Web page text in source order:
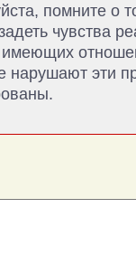
помните о
чувства
имеющих
нарушают эти